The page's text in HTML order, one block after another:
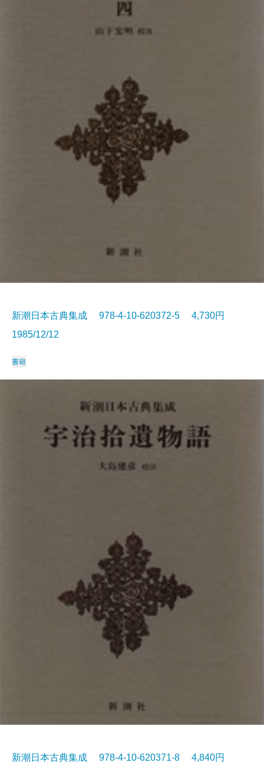
新潮日本古典集成 978-4-10-620372-5 4,730円
1985/12/12
書籍
新潮日本古典集成 978-4-10-620371-8 4,840円